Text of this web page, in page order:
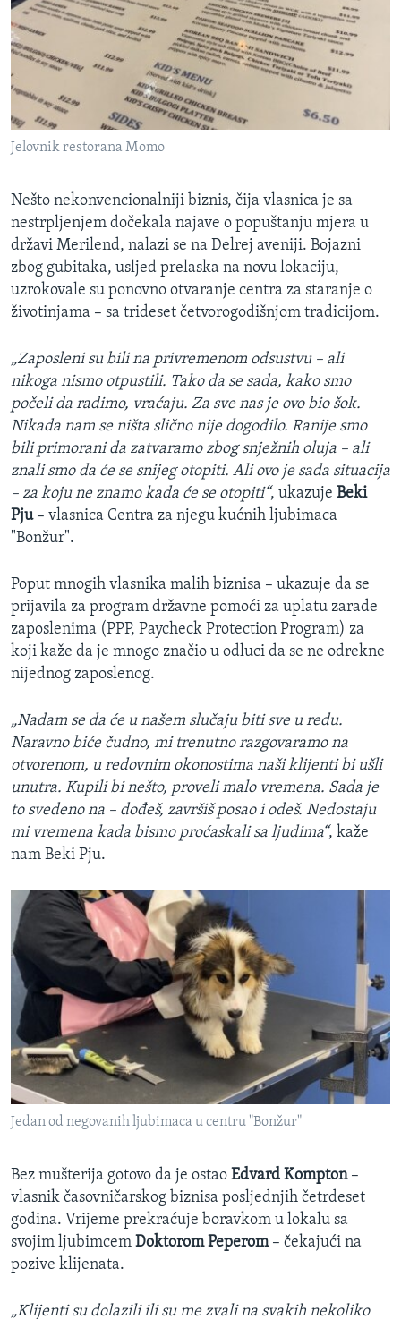
Jelovnik restorana Momo
Nešto nekonvencionalniji biznis, čija vlasnica je sa
nestrpljenjem dočekala najave o popuštanju mjera u
državi Merilend, nalazi se na Delrej aveniji. Bojazni
zbog gubitaka, usljed prelaska na novu lokaciju,
uzrokovale su ponovno otvaranje centra za staranje o
životinjama – sa trideset četvorogodišnjom tradicijom.
„Zaposleni su bili na privremenom odsustvu – ali
nikoga nismo otpustili. Tako da se sada, kako smo
počeli da radimo, vraćaju. Za sve nas je ovo bio šok.
Nikada nam se ništa slično nije dogodilo. Ranije smo
bili primorani da zatvaramo zbog snježnih oluja – ali
znali smo da će se snijeg otopiti. Ali ovo je sada situacija
– za koju ne znamo kada će se otopiti“, ukazuje Beki
Pju– vlasnica Centra za njegu kućnih ljubimaca
"Bonžur".
Poput mnogih vlasnika malih biznisa – ukazuje da se
prijavila za program državne pomoći za uplatu zarade
zaposlenima (PPP, Paycheck Protection Program) za
koji kaže da je mnogo značio u odluci da se ne odrekne
nijednog zaposlenog.
„Nadam se da će u našem slučaju biti sve u redu.
Naravno biće čudno, mi trenutno razgovaramo na
otvorenom, u redovnim okonostima naši klijenti bi ušli
unutra. Kupili bi nešto, proveli malo vremena. Sada je
to svedeno na – dođeš, završiš posao i odeš. Nedostaju
mi vremena kada bismo proćaskali sa ljudima“, kaže
nam Beki Pju.
Jedan od negovanih ljubimaca u centru "Bonžur"
Bez mušterija gotovo da je ostao Edvard Kompton–
vlasnik časovničarskog biznisa posljednjih četrdeset
godina. Vrijeme prekraćuje boravkom u lokalu sa
svojim ljubimcem Doktorom Peperom– čekajući na
pozive klijenata.
„Klijenti su dolazili ili su me zvali na svakih nekoliko